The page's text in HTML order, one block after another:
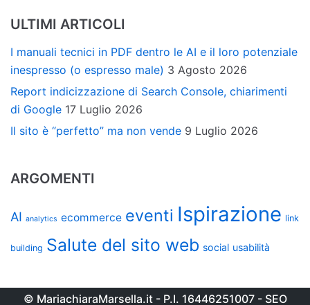
ULTIMI ARTICOLI
I manuali tecnici in PDF dentro le AI e il loro potenziale
inespresso (o espresso male) 3 Agosto 2026
Report indicizzazione di Search Console, chiarimenti
di Google 17 Luglio 2026
Il sito è “perfetto” ma non vende 9 Luglio 2026
ARGOMENTI
AI analytics ecommerce eventi Ispirazione link
building Salute del sito web social usabilità
© MariachiaraMarsella.it - P.I. 16446251007 - SEO